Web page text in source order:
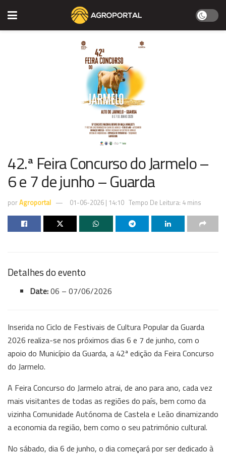
42.ª Feira Concurso do Jarmelo –
6 e 7 de junho – Guarda
porAgroportal 01-06-2026 | 14:10 Tempo De Leitura: 4 mins
Detalhes do evento
Date:06 –07/06/2026
Inserida no Ciclo de Festivais de Cultura Popular da Guarda
2026 realiza-se nos próximos dias 6 e 7 de junho, com o
apoio do Município da Guarda, a 42ª edição da Feira Concurso
do Jarmelo.
A Feira Concurso do Jarmelo atrai, de ano para ano, cada vez
mais visitantes de todas as regiões do país, bem como da
vizinha Comunidade Autónoma de Castela e Leão dinamizando
a economia da região, bem como o seu património cultural.
No sábado, dia 6 de junho, o dia começará por ser dedicado à